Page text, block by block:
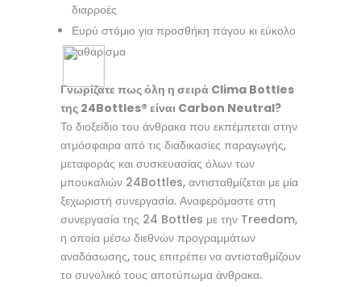
διαρροές
Ευρύ στόμιο για προσθήκη πάγου κι εύκολο
καθάρισμα
Γνωρίζατε πως όλη η σειρά Clima Bottles
της 24Bottles® είναι Carbon Neutral?
Το διοξείδιο του άνθρακα που εκπέμπεται στην
ατμόσφαιρα από τις διαδικασίες παραγωγής,
μεταφοράς και συσκευασίας όλων των
μπουκαλιών 24Bottles, αντισταθμίζεται με μία
ξεχωριστή συνεργασία. Αναφερόμαστε στη
συνεργασία της 24 Bottles με την Treedom,
η οποία μέσω διεθνών προγραμμάτων
αναδάσωσης, τους επιτρέπει να αντισταθμίζουν
το συνολικό τους αποτύπωμα άνθρακα.